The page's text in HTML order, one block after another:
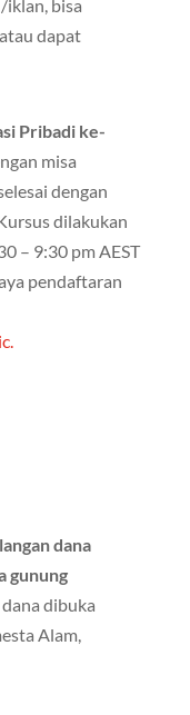
iklan, bisa
dapat
Pribadi ke-
misa
dengan
dilakukan
– 9:30 pm AEST
pendaftaran
dana
gunung
dibuka
Alam,